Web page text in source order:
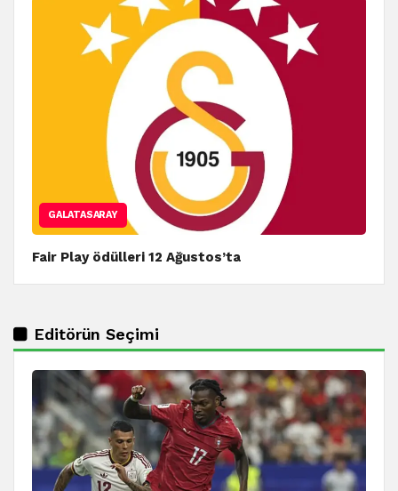
GALATASARAY
Fair Play ödülleri 12 Ağustos’ta
Editörün Seçimi